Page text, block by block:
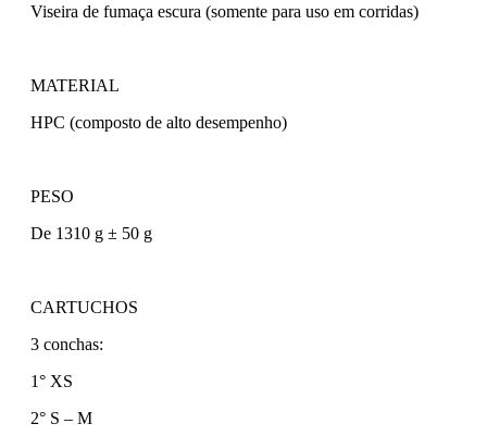
Viseira de fumaça escura (somente para uso em corridas)
MATERIAL
HPC (composto de alto desempenho)
PESO
De 1310 g ± 50 g
CARTUCHOS
3 conchas:
1° XS
2° S – M